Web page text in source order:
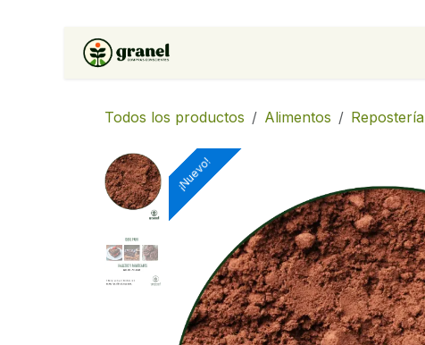
Ir al contenido
Todos los productos Alimentos Repostería
¡Nuevo!
¡Nuevo!